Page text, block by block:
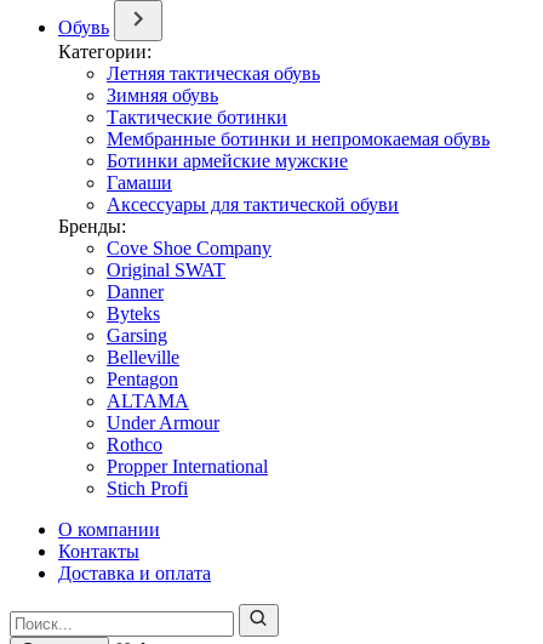
Обувь
Категории:
Летняя тактическая обувь
Зимняя обувь
Тактические ботинки
Мембранные ботинки и непромокаемая обувь
Ботинки армейские мужские
Гамаши
Аксессуары для тактической обуви
Бренды:
Cove Shoe Company
Original SWAT
Danner
Byteks
Garsing
Belleville
Pentagon
ALTAMA
Under Armour
Rothco
Propper International
Stich Profi
О компании
Контакты
Доставка и оплата